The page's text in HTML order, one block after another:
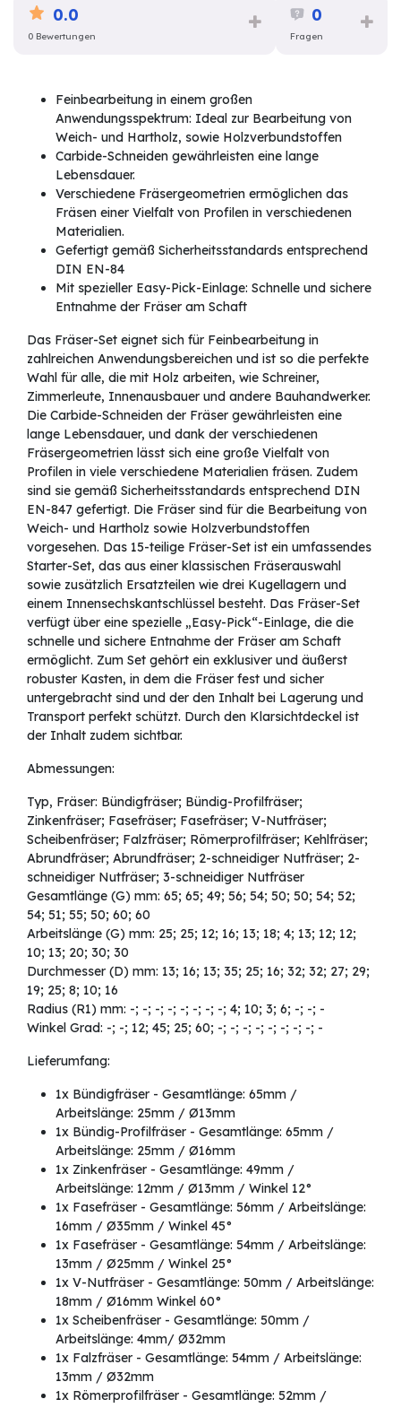
0.0
0 Bewertungen
0
Fragen
Feinbearbeitung in einem großen
Anwendungsspektrum: Ideal zur Bearbeitung von
Weich- und Hartholz, sowie Holzverbundstoffen
Carbide-Schneiden gewährleisten eine lange
Lebensdauer.
Verschiedene Fräsergeometrien ermöglichen das
Fräsen einer Vielfalt von Profilen in verschiedenen
Materialien.
Gefertigt gemäß Sicherheitsstandards entsprechend
DIN EN-84
Mit spezieller Easy-Pick-Einlage: Schnelle und sichere
Entnahme der Fräser am Schaft
Das Fräser-Set eignet sich für Feinbearbeitung in
zahlreichen Anwendungsbereichen und ist so die perfekte
Wahl für alle, die mit Holz arbeiten, wie Schreiner,
Zimmerleute, Innenausbauer und andere Bauhandwerker.
Die Carbide-Schneiden der Fräser gewährleisten eine
lange Lebensdauer, und dank der verschiedenen
Fräsergeometrien lässt sich eine große Vielfalt von
Profilen in viele verschiedene Materialien fräsen. Zudem
sind sie gemäß Sicherheitsstandards entsprechend DIN
EN-847 gefertigt. Die Fräser sind für die Bearbeitung von
Weich- und Hartholz sowie Holzverbundstoffen
vorgesehen. Das 15-teilige Fräser-Set ist ein umfassendes
Starter-Set, das aus einer klassischen Fräserauswahl
sowie zusätzlich Ersatzteilen wie drei Kugellagern und
einem Innensechskantschlüssel besteht. Das Fräser-Set
verfügt über eine spezielle „Easy-Pick“-Einlage, die die
schnelle und sichere Entnahme der Fräser am Schaft
ermöglicht. Zum Set gehört ein exklusiver und äußerst
robuster Kasten, in dem die Fräser fest und sicher
untergebracht sind und der den Inhalt bei Lagerung und
Transport perfekt schützt. Durch den Klarsichtdeckel ist
der Inhalt zudem sichtbar.
Abmessungen:
Typ, Fräser: Bündigfräser; Bündig-Profilfräser;
Zinkenfräser; Fasefräser; Fasefräser; V-Nutfräser;
Scheibenfräser; Falzfräser; Römerprofilfräser; Kehlfräser;
Abrundfräser; Abrundfräser; 2-schneidiger Nutfräser; 2-
schneidiger Nutfräser; 3-schneidiger Nutfräser
Gesamtlänge (G) mm: 65; 65; 49; 56; 54; 50; 50; 54; 52;
54; 51; 55; 50; 60; 60
Arbeitslänge (G) mm: 25; 25; 12; 16; 13; 18; 4; 13; 12; 12;
10; 13; 20; 30; 30
Durchmesser (D) mm: 13; 16; 13; 35; 25; 16; 32; 32; 27; 29;
19; 25; 8; 10; 16
Radius (R1) mm: -; -; -; -; -; -; -; -; 4; 10; 3; 6; -; -; -
Winkel Grad: -; -; 12; 45; 25; 60; -; -; -; -; -; -; -; -; -
Lieferumfang:
1x Bündigfräser - Gesamtlänge: 65mm /
Arbeitslänge: 25mm / Ø13mm
1x Bündig-Profilfräser - Gesamtlänge: 65mm /
Arbeitslänge: 25mm / Ø16mm
1x Zinkenfräser - Gesamtlänge: 49mm /
Arbeitslänge: 12mm / Ø13mm / Winkel 12°
1x Fasefräser - Gesamtlänge: 56mm / Arbeitslänge:
16mm / Ø35mm / Winkel 45°
1x Fasefräser - Gesamtlänge: 54mm / Arbeitslänge:
13mm / Ø25mm / Winkel 25°
1x V-Nutfräser - Gesamtlänge: 50mm / Arbeitslänge:
18mm / Ø16mm Winkel 60°
1x Scheibenfräser - Gesamtlänge: 50mm /
Arbeitslänge: 4mm/ Ø32mm
1x Falzfräser - Gesamtlänge: 54mm / Arbeitslänge:
13mm / Ø32mm
1x Römerprofilfräser - Gesamtlänge: 52mm /